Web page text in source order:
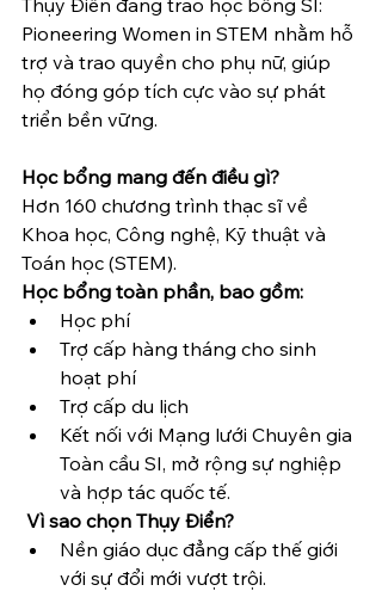
Pioneering Women in STEM nhằm hỗ
trợ và trao quyền cho phụ nữ, giúp
họ đóng góp tích cực vào sự phát
triển bền vững.
Học bổng mang đến điều gì?
Hơn 160 chương trình thạc sĩ về
Khoa học, Công nghệ, Kỹ thuật và
Toán học (STEM).
Học bổng toàn phần, bao gồm:
Học phí
Trợ cấp hàng tháng cho sinh
hoạt phí
Trợ cấp du lịch
Kết nối với Mạng lưới Chuyên gia
Toàn cầu SI, mở rộng sự nghiệp
và hợp tác quốc tế.
Vì sao chọn Thụy Điển?
Nền giáo dục đẳng cấp thế giới
với sự đổi mới vượt trội.